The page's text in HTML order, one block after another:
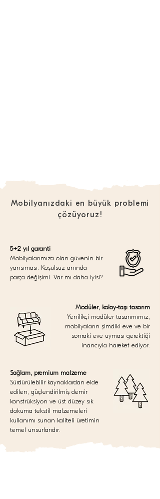
Mobilyanızdaki en büyük problemi
çözüyoruz!
5+2 yıl garanti
Mobilyalarımıza olan güvenin bir
yansıması. Koşulsuz anında
parça değişimi. Var mı daha iyisi?
Modüler, kolay-taşı tasarım
Yenilikçi modüler tasarımımız,
mobilyaların şimdiki eve ve bir
sonraki eve uyması gerektiği
inancıyla hareket ediyor.
Sağlam, premium malzeme
Sürdürülebilir kaynaklardan elde
edilen, güçlendirilmiş demir
konstrüksiyon ve üst düzey sık
dokuma tekstil malzemeleri
kullanımı sunan kaliteli üretimin
temel unsurlarıdır.